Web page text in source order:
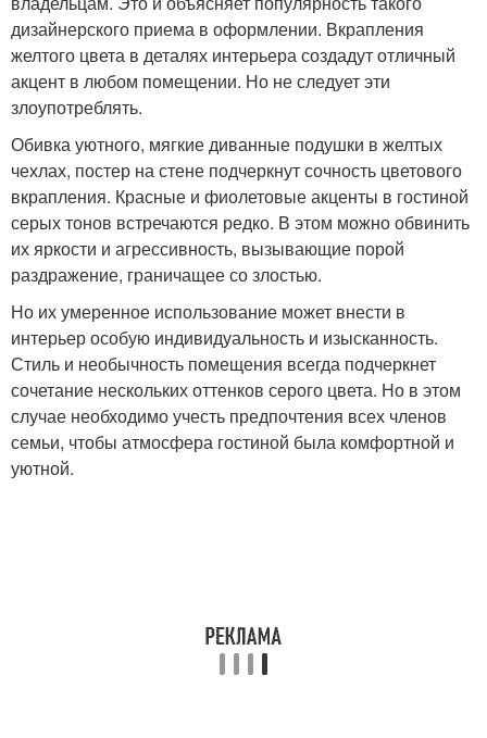
дизайнерского приема в оформлении. Вкрапления
желтого цвета в деталях интерьера создадут отличный
акцент в любом помещении. Но не следует эти
злоупотреблять.
Обивка уютного, мягкие диванные подушки в желтых
чехлах, постер на стене подчеркнут сочность цветового
вкрапления. Красные и фиолетовые акценты в гостиной
серых тонов встречаются редко. В этом можно обвинить
их яркости и агрессивность, вызывающие порой
раздражение, граничащее со злостью.
Но их умеренное использование может внести в
интерьер особую индивидуальность и изысканность.
Стиль и необычность помещения всегда подчеркнет
сочетание нескольких оттенков серого цвета. Но в этом
случае необходимо учесть предпочтения всех членов
семьи, чтобы атмосфера гостиной была комфортной и
уютной.